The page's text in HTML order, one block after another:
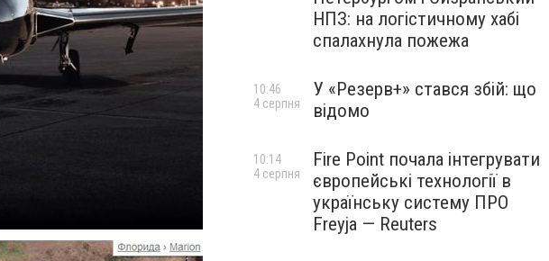
НПЗ: на логістичному хабі
спалахнула пожежа
У «Резерв+» стався збій: що
відомо
10:46
4 серпня
Fire Point почала інтегрувати
європейські технології в
українську систему ПРО
Freyja — Reuters
10:14
4 серпня